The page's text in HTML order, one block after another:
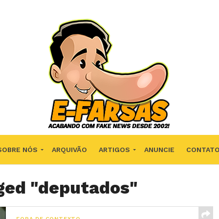
NÓS ARQUIVÃO ARTIGOS ANUNCIE CONTATO
"deputados"